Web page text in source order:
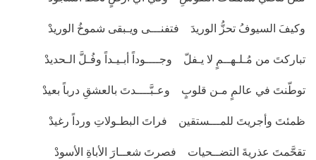
وكيفَ السيوفُ تحزُّ الوريدَ فتفنـــى ويـبقى شموخُ الوريدْ
تباركتَ من مُـلـهــمٍ لا يـفلّ وجــــوداً أبـيـداً وفُـلَّ الـحديدْ
توطّنتَ في عالمٍ مـن قلوبٍ وعـبَّــــدتَ بالعشقِ درباً بعيدْ
ظمئتَ وأجريتَ للمـــستقين فراتَ البطـولاتِ ورداً رغيدْ
تقحَّمتَ عذريةَ التضــحيات فصرتَ شعــارَ الأباةِ الأسودْ